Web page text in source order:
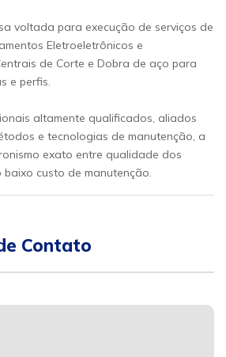
voltada para execução de serviços de
Eletroeletrônicos e
de Corte e Dobra de aço para
e perfis.
altamente qualificados, aliados
e tecnologias de manutenção, a
exato entre qualidade dos
custo de manutenção.
Contato